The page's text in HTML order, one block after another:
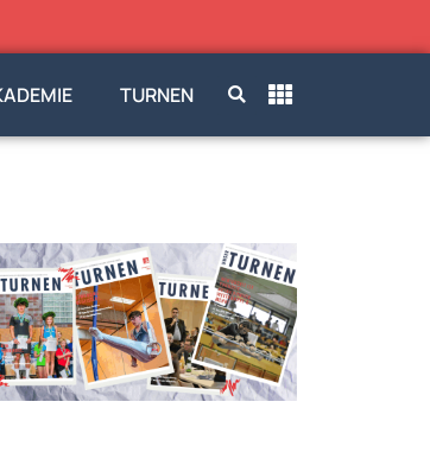
TURNEN